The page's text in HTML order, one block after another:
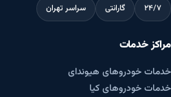
۲۴/۷ گارانتی سراسر تهران
مراکز خدمات
خدمات خودروهای هیوندای
خدمات خودروهای کیا